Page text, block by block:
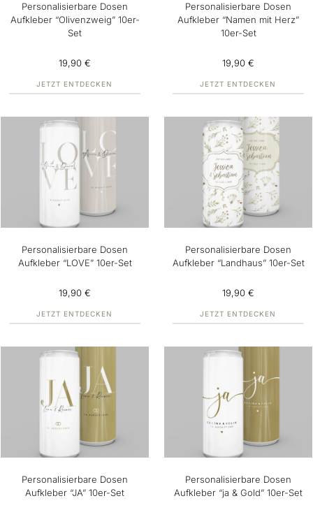
Personalisierbare Dosen
Aufkleber “Olivenzweig” 10er-
Set
19,90 €
JETZT ENTDECKEN
Personalisierbare Dosen
Aufkleber “Namen mit Herz”
10er-Set
19,90 €
JETZT ENTDECKEN
Personalisierbare Dosen
Aufkleber “LOVE” 10er-Set
19,90 €
JETZT ENTDECKEN
Personalisierbare Dosen
Aufkleber “Landhaus” 10er-Set
19,90 €
JETZT ENTDECKEN
Personalisierbare Dosen
Aufkleber “JA” 10er-Set
Personalisierbare Dosen
Aufkleber “ja & Gold” 10er-Set